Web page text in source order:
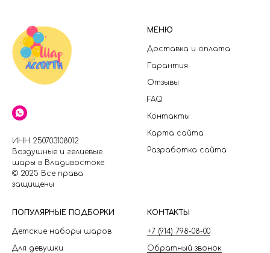
ИНН 250703108012
Воздушные и гелиевые
шары в Владивостоке
© 2025 Все права
защищены
МЕНЮ
Доставка и оплата
Гарантия
Отзывы
FAQ
Контакты
Карта сайта
Разработка сайта
ПОПУЛЯРНЫЕ ПОДБОРКИ
Детские наборы шаров
Для девушки
КОНТАКТЫ
+7 (914) 798-08-00
Обратный звонок